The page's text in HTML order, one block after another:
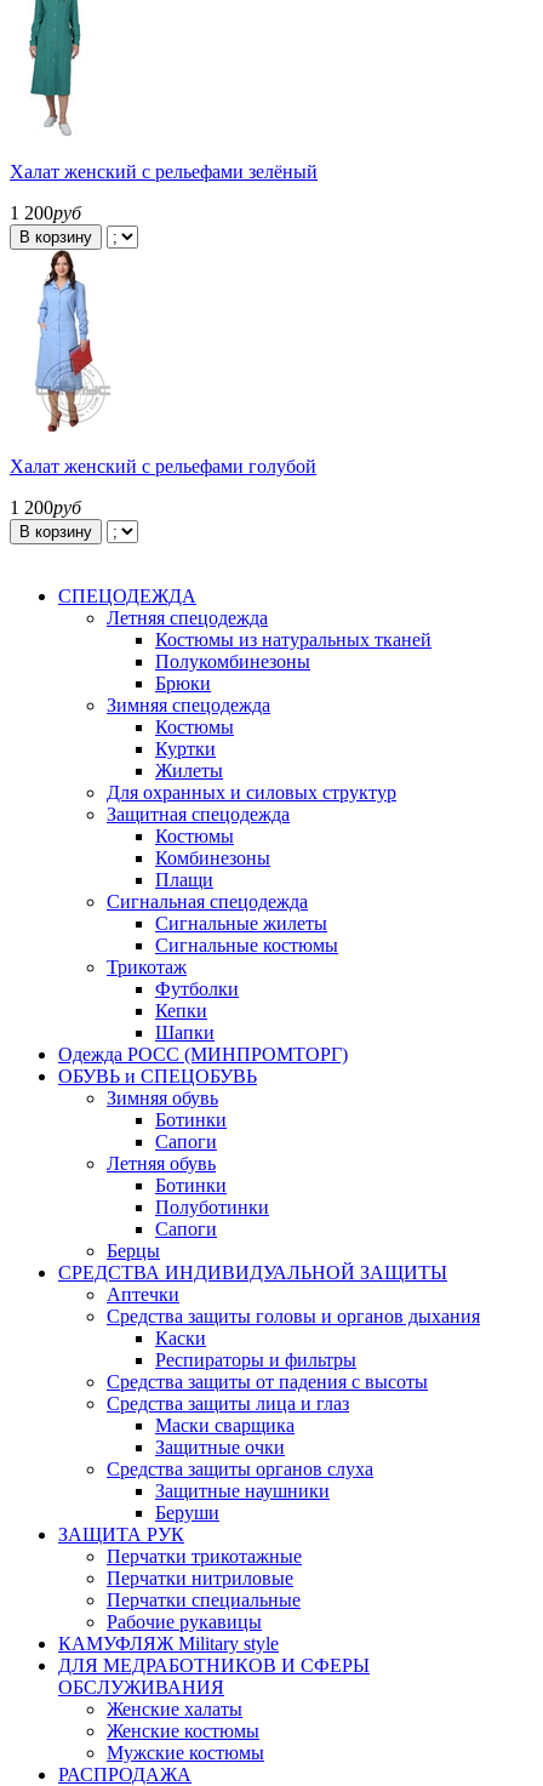
Халат женский с рельефами зелёный
1 200руб
В корзину
Халат женский с рельефами голубой
1 200руб
В корзину
СПЕЦОДЕЖДА
Летняя спецодежда
Костюмы из натуральных тканей
Полукомбинезоны
Брюки
Зимняя спецодежда
Костюмы
Куртки
Жилеты
Для охранных и силовых структур
Защитная спецодежда
Костюмы
Комбинезоны
Плащи
Сигнальная спецодежда
Сигнальные жилеты
Сигнальные костюмы
Трикотаж
Футболки
Кепки
Шапки
Одежда РОСС (МИНПРОМТОРГ)
ОБУВЬ и СПЕЦОБУВЬ
Зимняя обувь
Ботинки
Сапоги
Летняя обувь
Ботинки
Полуботинки
Сапоги
Берцы
СРЕДСТВА ИНДИВИДУАЛЬНОЙ ЗАЩИТЫ
Аптечки
Средства защиты головы и органов дыхания
Каски
Респираторы и фильтры
Средства защиты от падения с высоты
Средства защиты лица и глаз
Маски сварщика
Защитные очки
Средства защиты органов слуха
Защитные наушники
Беруши
ЗАЩИТА РУК
Перчатки трикотажные
Перчатки нитриловые
Перчатки специальные
Рабочие рукавицы
КАМУФЛЯЖ Military style
ДЛЯ МЕДРАБОТНИКОВ И СФЕРЫ
ОБСЛУЖИВАНИЯ
Женские халаты
Женские костюмы
Мужские костюмы
РАСПРОДАЖА